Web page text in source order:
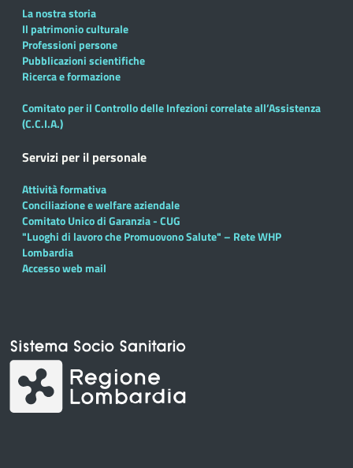
La nostra storia
Il patrimonio culturale
Professioni persone
Pubblicazioni scientifiche
Ricerca e formazione
Comitato per il Controllo delle Infezioni correlate all’Assistenza
(C.C.I.A.)
Servizi per il personale
Attività formativa
Conciliazione e welfare aziendale
Comitato Unico di Garanzia - CUG
"Luoghi di lavoro che Promuovono Salute" – Rete WHP
Lombardia
Accesso web mail